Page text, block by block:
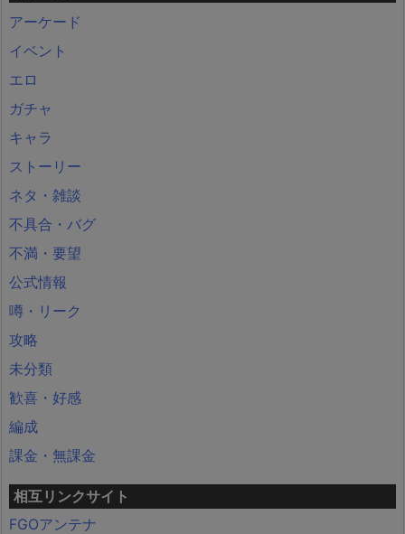
アーケード
イベント
エロ
ガチャ
キャラ
ストーリー
ネタ・雑談
不具合・バグ
不満・要望
公式情報
噂・リーク
攻略
未分類
歓喜・好感
編成
課金・無課金
相互リンクサイト
FGOアンテナ